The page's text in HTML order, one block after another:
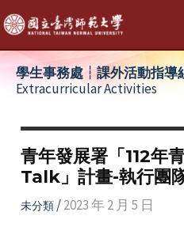
Skip
to
content
學生事務處┆課外活動指導
Extracurricular Activities
青年發展署「112年
Talk」計畫-執行團
未分類/2023 年 2 月 5 日